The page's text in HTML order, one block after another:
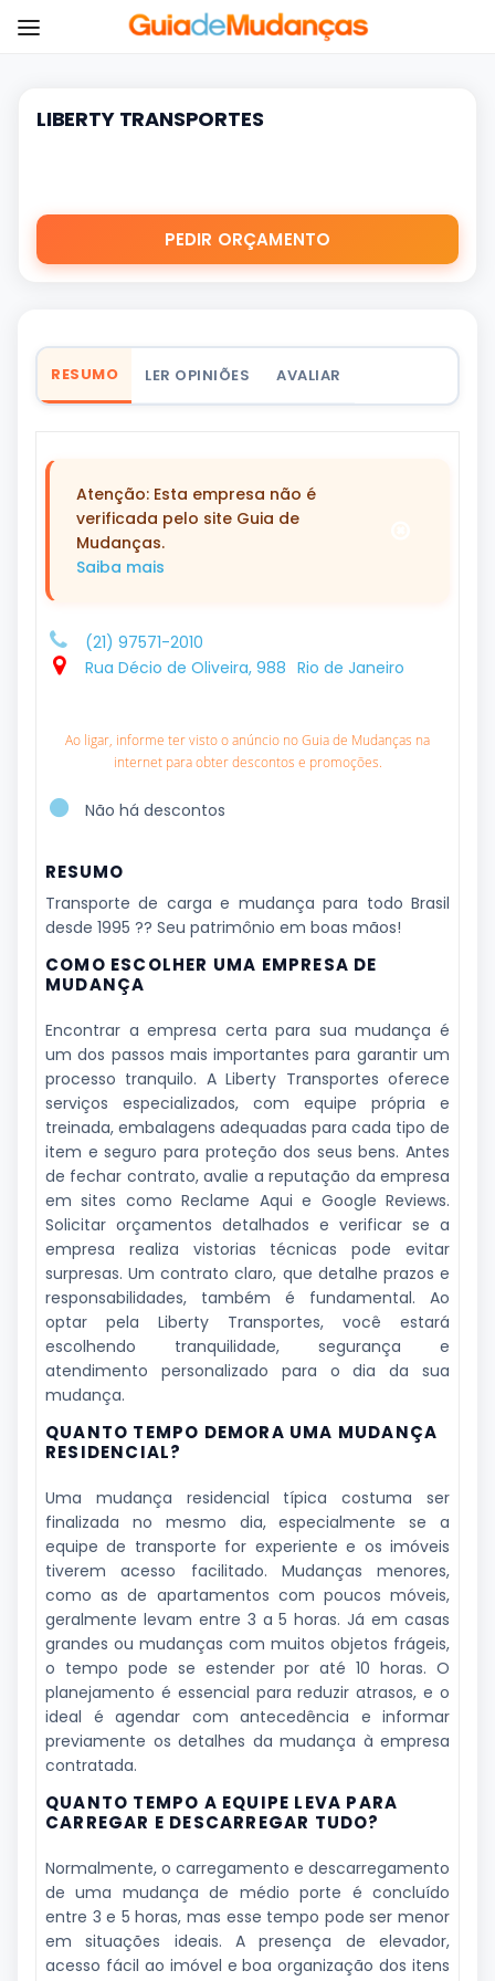
LIBERTY TRANSPORTES
PEDIR ORÇAMENTO
RESUMO LER OPINIÕES AVALIAR
Atenção: Esta empresa não é
verificada pelo site Guia de
Mudanças.
Saiba mais
(21) 97571-2010
Rua Décio de Oliveira, 988 Rio de Janeiro
Ao ligar, informe ter visto o anúncio no Guia de Mudanças na
internet para obter descontos e promoções.
Não há descontos
RESUMO
Transporte de carga e mudança para todo Brasil
desde 1995 ?? Seu patrimônio em boas mãos!
COMO ESCOLHER UMA EMPRESA DE
MUDANÇA
Encontrar a empresa certa para sua mudança é
um dos passos mais importantes para garantir um
processo tranquilo. A Liberty Transportes oferece
serviços especializados, com equipe própria e
treinada, embalagens adequadas para cada tipo de
item e seguro para proteção dos seus bens. Antes
de fechar contrato, avalie a reputação da empresa
em sites como Reclame Aqui e Google Reviews.
Solicitar orçamentos detalhados e verificar se a
empresa realiza vistorias técnicas pode evitar
surpresas. Um contrato claro, que detalhe prazos e
responsabilidades, também é fundamental. Ao
optar pela Liberty Transportes, você estará
escolhendo tranquilidade, segurança e
atendimento personalizado para o dia da sua
mudança.
QUANTO TEMPO DEMORA UMA MUDANÇA
RESIDENCIAL?
Uma mudança residencial típica costuma ser
finalizada no mesmo dia, especialmente se a
equipe de transporte for experiente e os imóveis
tiverem acesso facilitado. Mudanças menores,
como as de apartamentos com poucos móveis,
geralmente levam entre 3 a 5 horas. Já em casas
grandes ou mudanças com muitos objetos frágeis,
o tempo pode se estender por até 10 horas. O
planejamento é essencial para reduzir atrasos, e o
ideal é agendar com antecedência e informar
previamente os detalhes da mudança à empresa
contratada.
QUANTO TEMPO A EQUIPE LEVA PARA
CARREGAR E DESCARREGAR TUDO?
Normalmente, o carregamento e descarregamento
de uma mudança de médio porte é concluído
entre 3 e 5 horas, mas esse tempo pode ser menor
em situações ideais. A presença de elevador,
acesso fácil ao imóvel e boa organização dos itens